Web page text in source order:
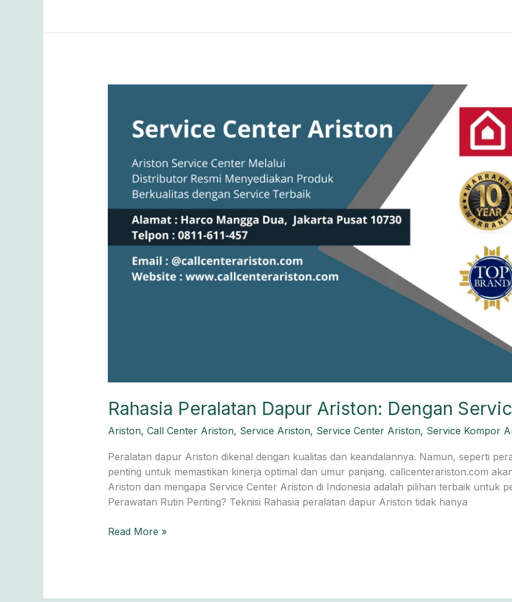
Rahasia Peralatan Dapur Ariston: Dengan
Ariston, Call Center Ariston, Service Ariston, Service Center Ariston, Service Kompor
Peralatan dapur Ariston dikenal dengan kualitas dan keandalannya. Namun, seperti
penting untuk memastikan kinerja optimal dan umur panjang. callcenterariston.com
Ariston dan mengapa Service Center Ariston di Indonesia adalah pilihan terbaik untuk
Perawatan Rutin Penting? Teknisi Rahasia peralatan dapur Ariston tidak hanya
Dapur
Ariston:
Service
Center
Terbaik
Read More »